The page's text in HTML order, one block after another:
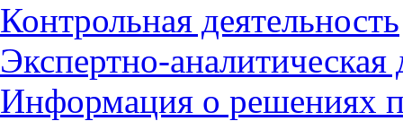
Контрольная деятельность
Экспертно-аналитическая
Информация о решениях